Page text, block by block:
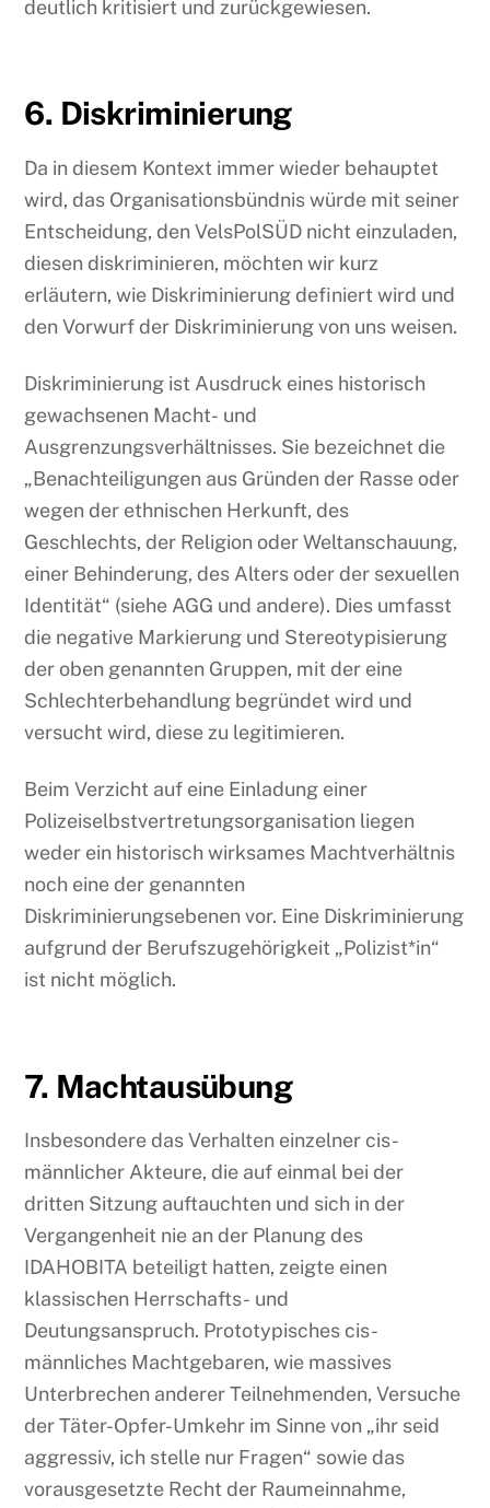
deutlich kritisiert und zurückgewiesen.
6. Diskriminierung
Da in diesem Kontext immer wieder behauptet
wird, das Organisationsbündnis würde mit seiner
Entscheidung, den VelsPolSÜD nicht einzuladen,
diesen diskriminieren, möchten wir kurz
erläutern, wie Diskriminierung definiert wird und
den Vorwurf der Diskriminierung von uns weisen.
Diskriminierung ist Ausdruck eines historisch
gewachsenen Macht- und
Ausgrenzungsverhältnisses. Sie bezeichnet die
„Benachteiligungen aus Gründen der Rasse oder
wegen der ethnischen Herkunft, des
Geschlechts, der Religion oder Weltanschauung,
einer Behinderung, des Alters oder der sexuellen
Identität“ (siehe AGG und andere). Dies umfasst
die negative Markierung und Stereotypisierung
der oben genannten Gruppen, mit der eine
Schlechterbehandlung begründet wird und
versucht wird, diese zu legitimieren.
Beim Verzicht auf eine Einladung einer
Polizeiselbstvertretungsorganisation liegen
weder ein historisch wirksames Machtverhältnis
noch eine der genannten
Diskriminierungsebenen vor. Eine Diskriminierung
aufgrund der Berufszugehörigkeit „Polizist*in“
ist nicht möglich.
7. Machtausübung
Insbesondere das Verhalten einzelner cis-
männlicher Akteure, die auf einmal bei der
dritten Sitzung auftauchten und sich in der
Vergangenheit nie an der Planung des
IDAHOBITA beteiligt hatten, zeigte einen
klassischen Herrschafts- und
Deutungsanspruch. Prototypisches cis-
männliches Machtgebaren, wie massives
Unterbrechen anderer Teilnehmenden, Versuche
der Täter-Opfer-Umkehr im Sinne von „ihr seid
aggressiv, ich stelle nur Fragen“ sowie das
vorausgesetzte Recht der Raumeinnahme,